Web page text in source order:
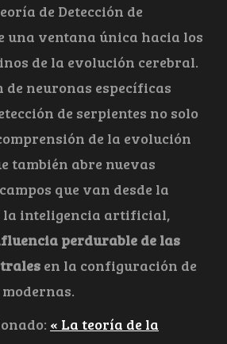
de Detección de
una ventana única hacia los
de la evolución cerebral.
neuronas específicas
de serpientes no solo
de la evolución
también abre nuevas
que van desde la
la inteligencia artificial,
perdurable de las
en la configuración de
« La teoría de la